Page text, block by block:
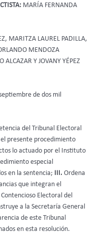
MARÍA FERNANDA
MARITZA LAUREL PADILLA,
MENDOZA
ALCAZAR Y JOVANY YÉPEZ
de dos mil
del Tribunal Electoral
presente procedimiento
lo actuado por el Instituto
especial
en la sentencia;
III. Ordena
que integran el
Electoral del
a la Secretaría General
de este Tribunal
en esta resolución.